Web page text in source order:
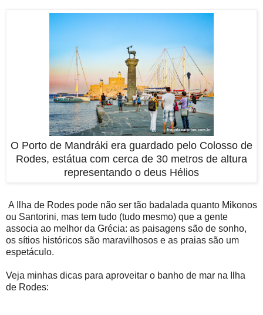
O Porto de Mandráki era guardado pelo Colosso de
Rodes, estátua com cerca de 30 metros de altura
representando o deus Hélios
A Ilha de Rodes pode não ser tão badalada quanto Mikonos
ou Santorini, mas tem tudo (tudo mesmo) que a gente
associa ao melhor da Grécia: as paisagens são de sonho,
os sítios históricos são maravilhosos e as praias são um
espetáculo.
Veja minhas dicas para aproveitar o banho de mar na Ilha
de Rodes: